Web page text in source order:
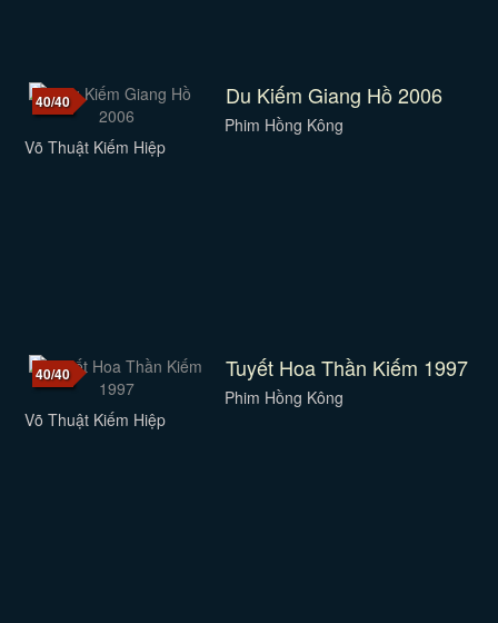
40/40 Du Kiếm Giang Hồ 2006
Phim Hồng Kông
Võ Thuật Kiếm Hiệp
40/40 Tuyết Hoa Thần Kiếm 1997
Phim Hồng Kông
Võ Thuật Kiếm Hiệp